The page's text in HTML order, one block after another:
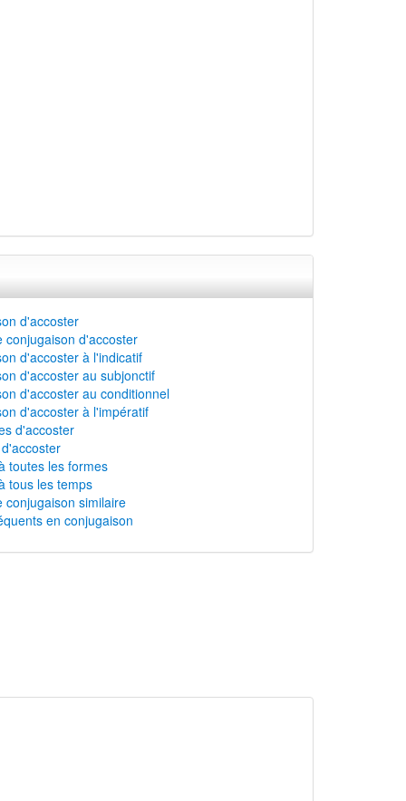
d'accoster
conjugaison d'accoster
d'accoster à l'indicatif
d'accoster au subjonctif
d'accoster au conditionnel
d'accoster à l'impératif
d'accoster
toutes les formes
tous les temps
conjugaison similaire
en conjugaison